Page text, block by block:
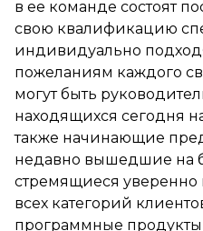
в ее команде состоят
свою квалификацию
индивидуально
пожеланиям каждого
могут быть
находящихся сегодня
также начинающие
недавно вышедшие на
стремящиеся уверенно
всех категорий
программные